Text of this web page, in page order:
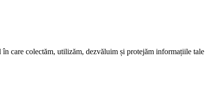
care colectăm, utilizăm, dezvăluim și protejăm informațiile tale